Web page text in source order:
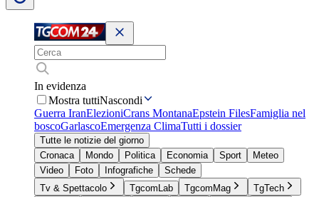
In evidenza
Mostra tuttiNascondi
Guerra IranElezioniCrans MontanaEpstein FilesFamiglia nel
boscoGarlascoEmergenza ClimaTutti i dossier
Tutte le notizie del giorno
Cronaca
Mondo Politica Economia Sport
Meteo
Video
Foto Infografiche
Schede
Tv & Spettacolo
TgcomLab TgcomMag
TgTech